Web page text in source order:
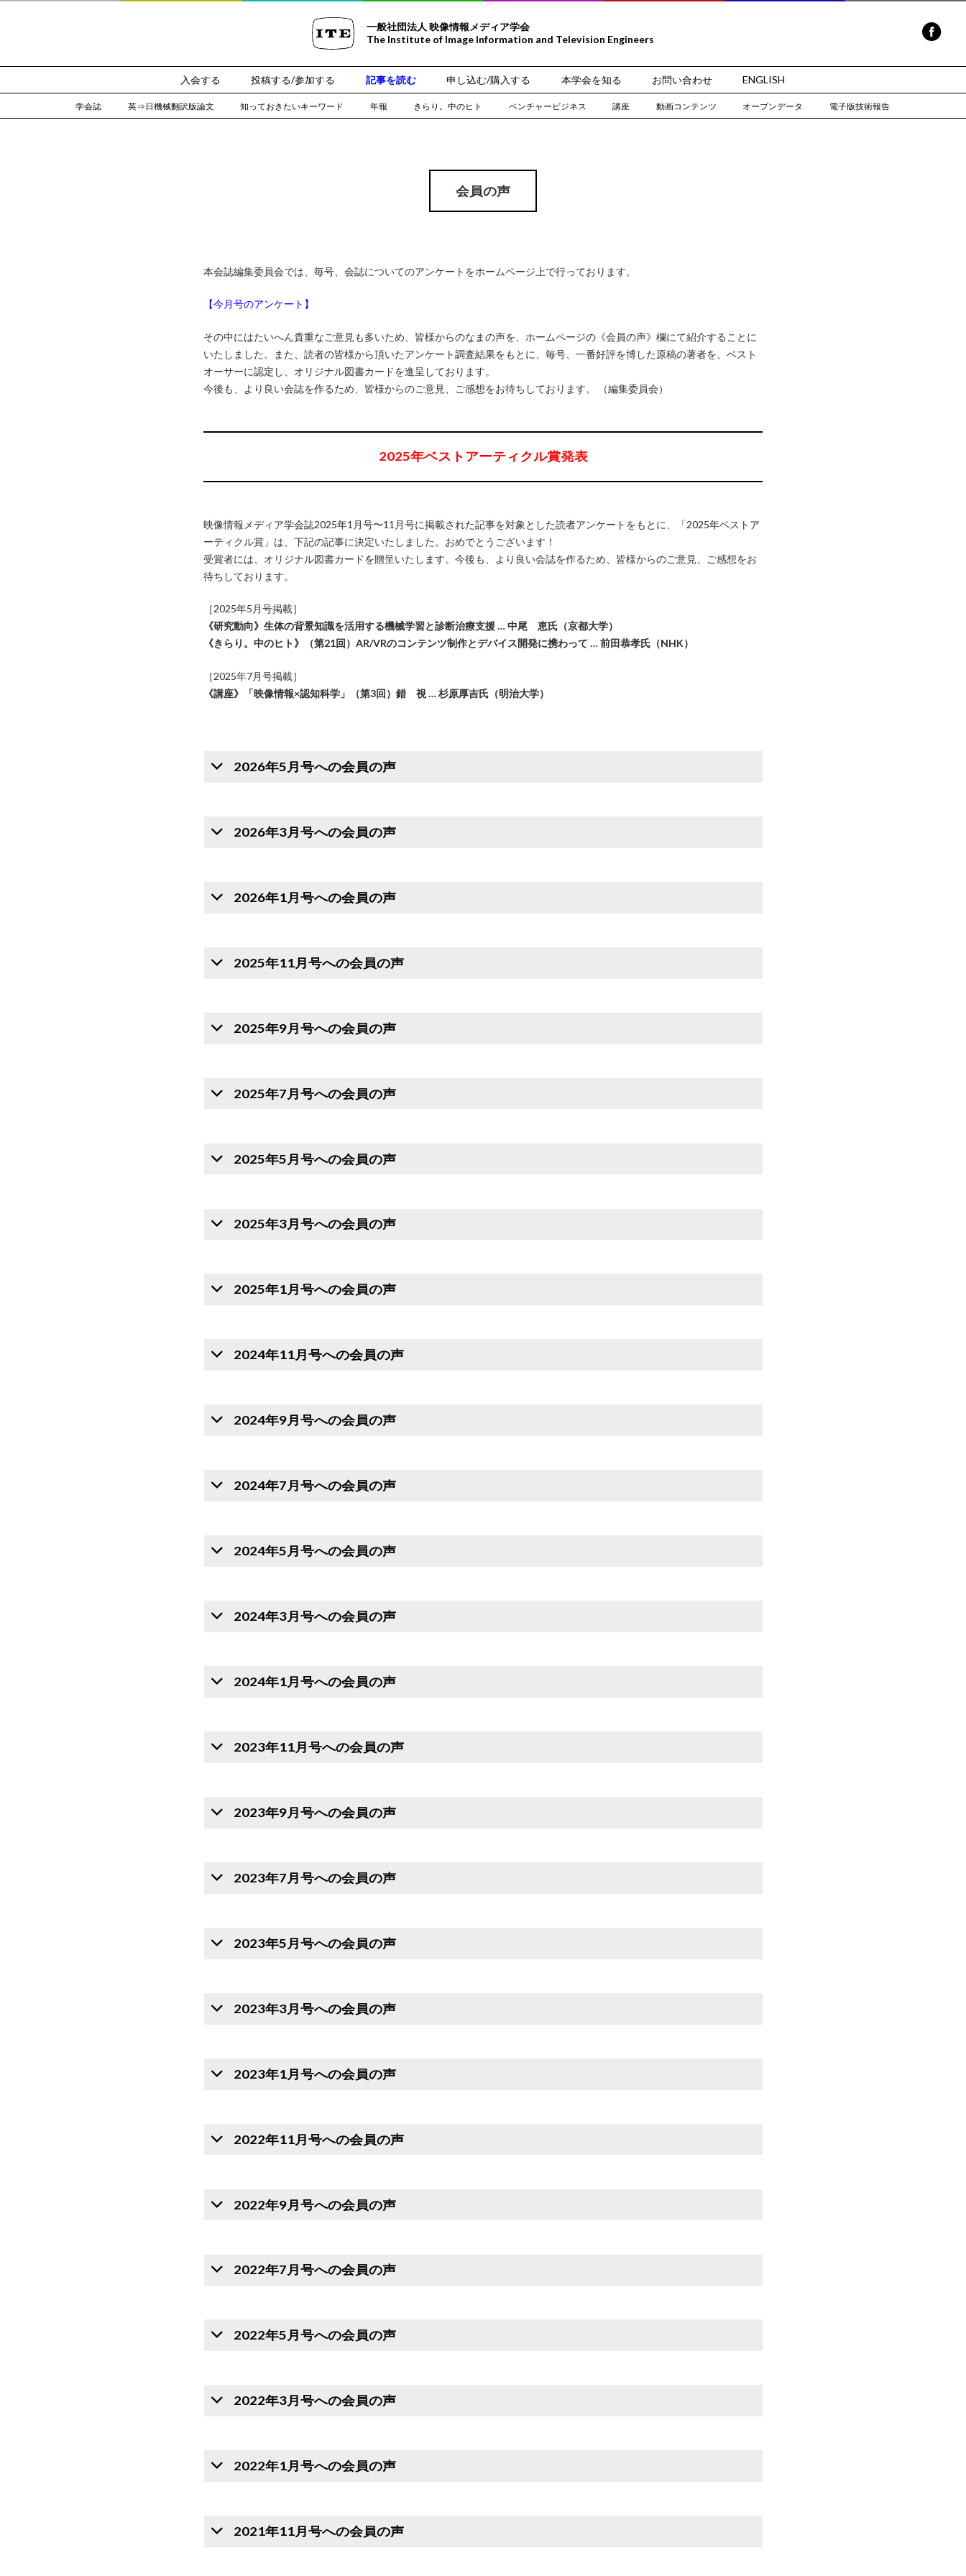
一般社団法人 映像情報メディア学会
The Institute of Image Information and Television Engineers
入会する 投稿する/参加する 記事を読む
学会誌 英⇒日機械翻訳版論文 知っておきたいキーワード 年報 きらり。中のヒト ベンチャービジネス 講座 動画コンテンツ オープンデータ 電子版技術報告
申し込む/購入する 本学会を知る お問い合わせ ENGLISH
会員の声
本会誌編集委員会では、毎号、会誌についてのアンケートをホームページ上で行っております。
【今月号のアンケート】
その中にはたいへん貴重なご意見も多いため、皆様からのなまの声を、ホームページの《会員の声》欄にて紹介することに
いたしました。また、読者の皆様から頂いたアンケート調査結果をもとに、毎号、一番好評を博した原稿の著者を、ベスト
オーサーに認定し、オリジナル図書カードを進呈しております。
今後も、より良い会誌を作るため、皆様からのご意見、ご感想をお待ちしております。 （編集委員会）
2025年ベストアーティクル賞発表
映像情報メディア学会誌2025年1月号〜11月号に掲載された記事を対象とした読者アンケートをもとに、「2025年ベストア
ーティクル賞」は、下記の記事に決定いたしました。おめでとうございます！
受賞者には、オリジナル図書カードを贈呈いたします。今後も、より良い会誌を作るため、皆様からのご意見、ご感想をお
待ちしております。
［2025年5月号掲載］
《研究動向》生体の背景知識を活用する機械学習と診断治療支援 … 中尾 恵氏（京都大学）
《きらり。中のヒト》（第21回）AR/VRのコンテンツ制作とデバイス開発に携わって … 前田恭孝氏（NHK）
［2025年7月号掲載］
《講座》「映像情報×認知科学」（第3回）錯 視 … 杉原厚吉氏（明治大学）
2026年5月号への会員の声
2026年3月号への会員の声
2026年1月号への会員の声
2025年11月号への会員の声
2025年9月号への会員の声
2025年7月号への会員の声
2025年5月号への会員の声
2025年3月号への会員の声
2025年1月号への会員の声
2024年11月号への会員の声
2024年9月号への会員の声
2024年7月号への会員の声
2024年5月号への会員の声
2024年3月号への会員の声
2024年1月号への会員の声
2023年11月号への会員の声
2023年9月号への会員の声
2023年7月号への会員の声
2023年5月号への会員の声
2023年3月号への会員の声
2023年1月号への会員の声
2022年11月号への会員の声
2022年9月号への会員の声
2022年7月号への会員の声
2022年5月号への会員の声
2022年3月号への会員の声
2022年1月号への会員の声
2021年11月号への会員の声